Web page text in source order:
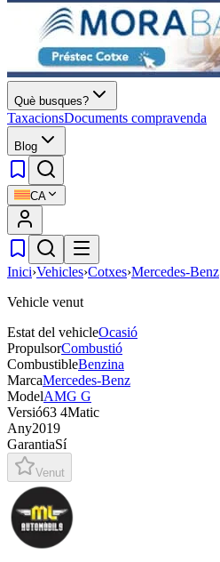
Què busques?
TaxacionsDocuments compravenda
Blog
CA
Inici›Vehicles›Cotxes›Mercedes-Benz
Vehicle venut
Estat del vehicleOcasió
PropulsorCombustió
CombustibleBenzina
MarcaMercedes-Benz
ModelAMG G
Versió63 4Matic
Any2019
GarantiaSí
Venut